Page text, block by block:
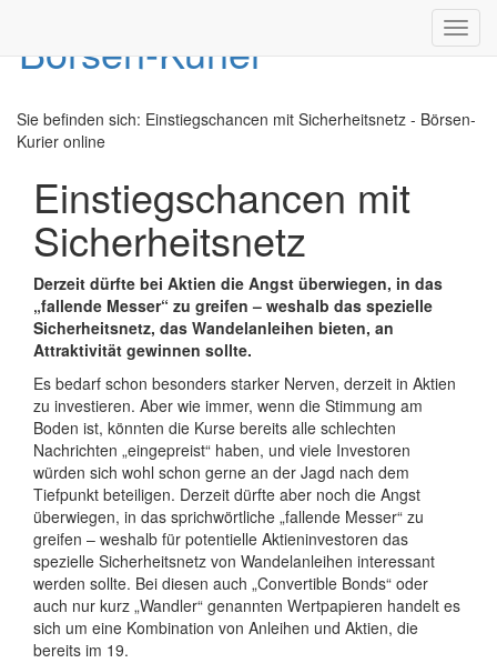
Sie befinden sich: Einstiegschancen mit Sicherheitsnetz - Börsen-
Kurier online
Einstiegschancen mit
Sicherheitsnetz
Derzeit dürfte bei Aktien die Angst überwiegen, in das
„fallende Messer“ zu greifen – weshalb das spezielle
Sicherheitsnetz, das Wandelanleihen bieten, an
Attraktivität gewinnen sollte.
Es bedarf schon besonders starker Nerven, derzeit in Aktien
zu investieren. Aber wie immer, wenn die Stimmung am
Boden ist, könnten die Kurse bereits alle schlechten
Nachrichten „eingepreist“ haben, und viele Investoren
würden sich wohl schon gerne an der Jagd nach dem
Tiefpunkt beteiligen. Derzeit dürfte aber noch die Angst
überwiegen, in das sprichwörtliche „fallende Messer“ zu
greifen – weshalb für potentielle Aktieninvestoren das
spezielle Sicherheitsnetz von Wandelanleihen interessant
werden sollte. Bei diesen auch „Convertible Bonds“ oder
auch nur kurz „Wandler“ genannten Wertpapieren handelt es
sich um eine Kombination von Anleihen und Aktien, die
bereits im 19.